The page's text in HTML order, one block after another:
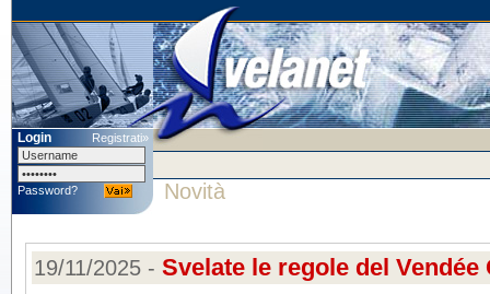
Login Registrati»
Password? Novità
19/11/2025 - Svelate le regole del Vendée